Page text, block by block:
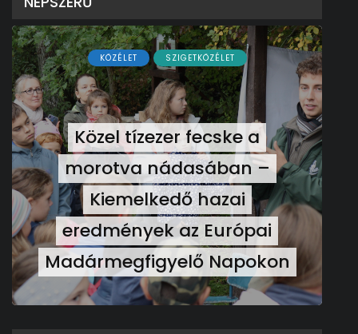
KÖZÉLET SZIGETKÖZÉLET
Közel tízezer fecske a
morotva nádasában –
Kiemelkedő hazai
eredmények az Európai
Madármegfigyelő Napokon